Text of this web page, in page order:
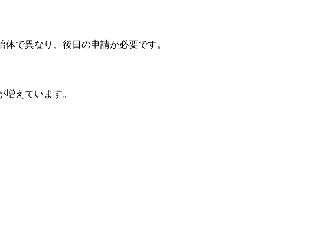
で異なり、後日の申請が必要です。
えています。